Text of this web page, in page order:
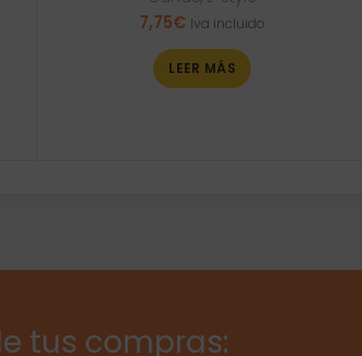
7,75€ Iva incluido
LEER MÁS
tus compras: